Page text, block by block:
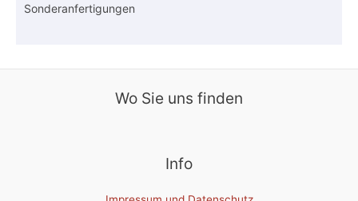
Sonderanfertigungen
Wo Sie uns finden
Info